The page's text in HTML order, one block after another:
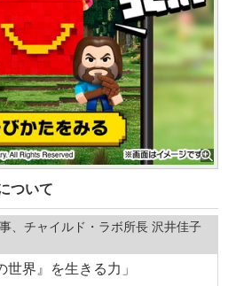
ついて
、チャイルド・ラボ所長 沢井佳子
世界』を生きる力」